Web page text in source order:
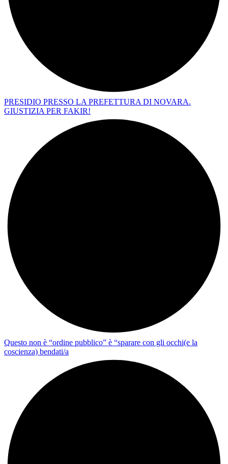
PRESIDIO PRESSO LA PREFETTURA DI NOVARA.
GIUSTIZIA PER FAKIR!
Questo non è “ordine pubblico” è “sparare con gli occhi(e la
coscienza) bendati/a